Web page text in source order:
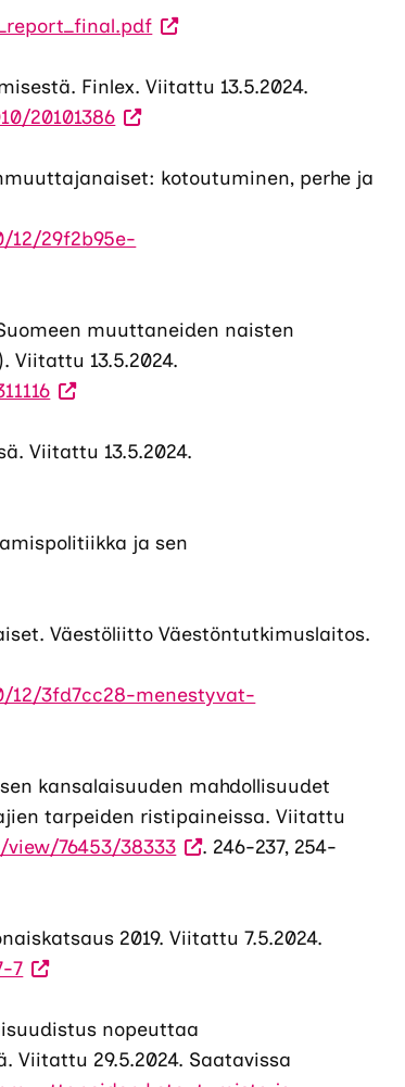
(Vieraile
sivustolla.
uuteen
Finlex. Viitattu 13.5.2024.
20101386(Vieraile
sivustolla.
avautuu
kotoutuminen, perhe ja
29f2b95e-
muuttaneiden naisten
Viitattu 13.5.2024.
(Vieraile
sivustolla.
uuteen
Viitattu 13.5.2024.
ja sen
Väestöliitto Väestöntutkimuslaitos.
3fd7cc28-menestyvat-
kansalaisuuden mahdollisuudet
tarpeiden ristipaineissa. Viitattu
76453/38333(Vieraile
Linkki
välilehteen.)
. 246-237, 254-
2019. Viitattu 7.5.2024.
7(Vieraile
sivustolla.
Linkki
nopeuttaa
29.5.2024. Saatavissa